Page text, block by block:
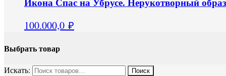
100.000,0 ₽
Выбрать товар
Искать: